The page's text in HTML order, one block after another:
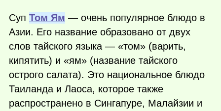
Суп Том Ям — очень популярное блюдо в
Азии. Его название образовано от двух
слов тайского языка — «том» (варить,
кипятить) и «ям» (название тайского
острого салата). Это национальное блюдо
Таиланда и Лаоса, которое также
распространено в Сингапуре, Малайзии и